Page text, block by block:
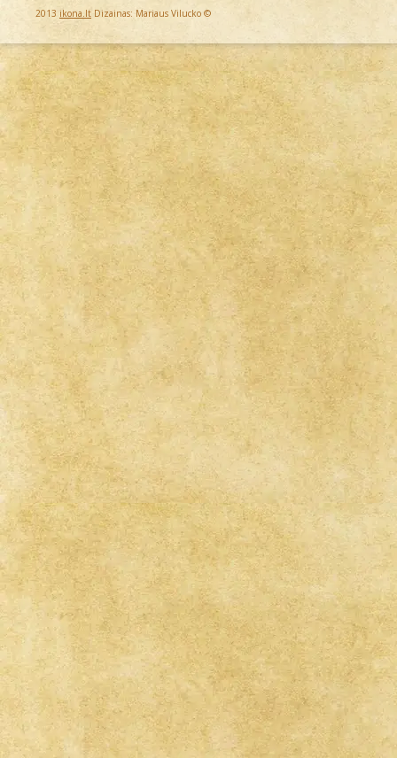
2013 ikona.lt Dizainas: Mariaus Vilucko ©